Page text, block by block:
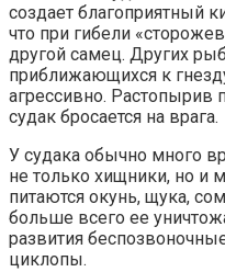
создает благоприятный
что при гибели
другой самец. Других
приближающихся к
агрессивно.
судак бросается на врага.
У судака обычно много
не только хищники, но
питаются окунь, щука,
больше всего ее
развития
циклопы.